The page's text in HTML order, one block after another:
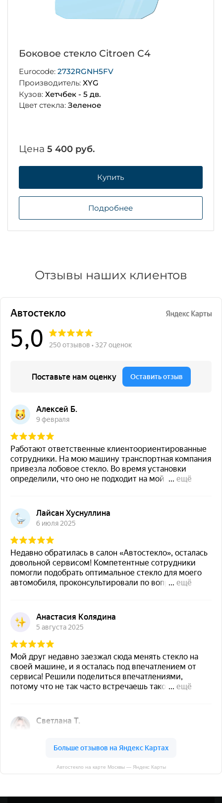
Боковое стекло Citroen C4
Eurocode:2732RGNH5FV
Производитель:XYG
Кузов:Хетчбек - 5 дв.
Цвет стекла:Зеленое
Цена5 400 руб.
Купить
Подробнее
Отзывы наших клиентов
Автостекло на карте Москвы — Яндекс Карты